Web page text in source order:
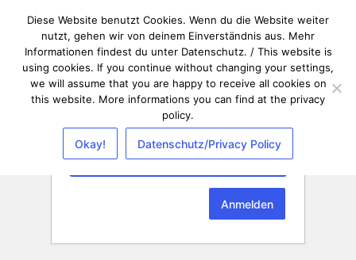
Passwort
Diese Website benutzt Cookies. Wenn du die Website weiter
nutzt, gehen wir von deinem Einverständnis aus. Mehr
Informationen findest du unter Datenschutz. / This website is
using cookies. If you continue without changing your settings,
we will assume that you are happy to receive all cookies on
this website. More informations you can find at the privacy
policy.
Okay! Datenschutz/Privacy Policy